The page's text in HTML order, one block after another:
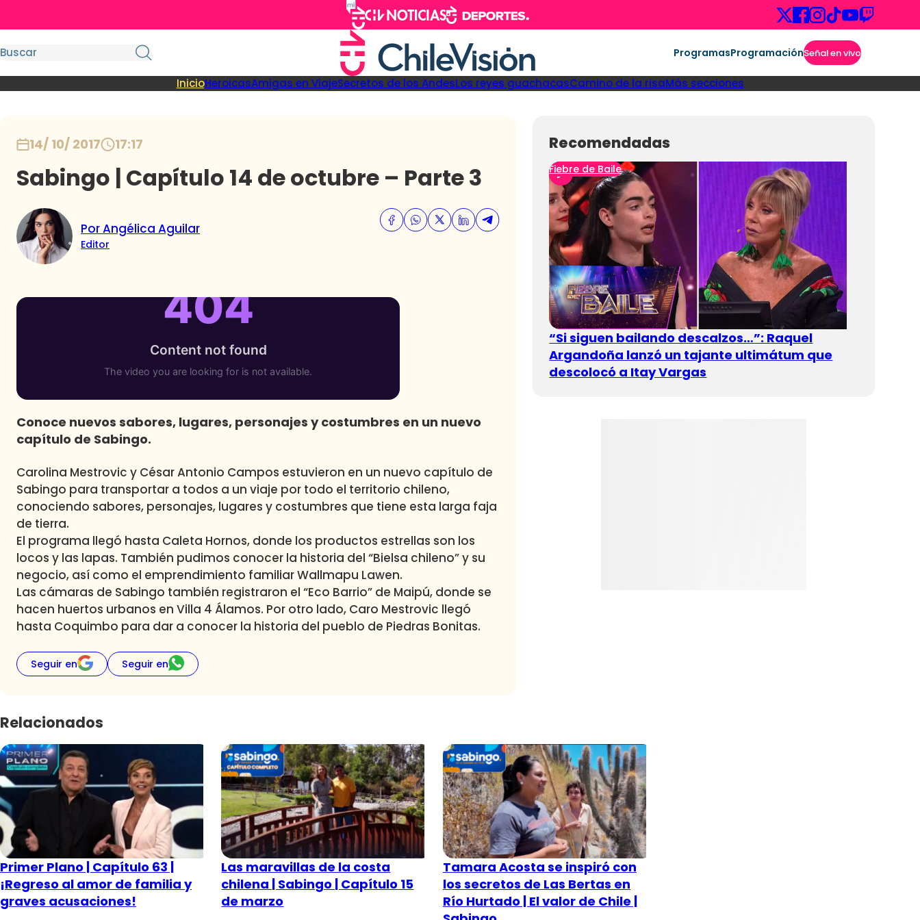
ProgramasProgramaciónSeñal en vivo
InicioHeroicasAmigas en ViajeSecretos de los AndesLos reyes guachacasCamino de la risaMás secciones
14/ 10/ 2017 17:17
Sabingo | Capítulo 14 de octubre – Parte 3
Por Angélica Aguilar
Editor
Conoce nuevos sabores, lugares, personajes y costumbres en un nuevo
capítulo de Sabingo.
Carolina Mestrovic y César Antonio Campos estuvieron en un nuevo capítulo de
Sabingo para transportar a todos a un viaje por todo el territorio chileno,
conociendo sabores, personajes, lugares y costumbres que tiene esta larga faja
de tierra.
El programa llegó hasta Caleta Hornos, donde los productos estrellas son los
locos y las lapas. También pudimos conocer la historia del “Bielsa chileno” y su
negocio, así como el emprendimiento familiar Wallmapu Lawen.
Las cámaras de Sabingo también registraron el “Eco Barrio” de Maipú, donde se
hacen huertos urbanos en Villa 4 Álamos. Por otro lado, Caro Mestrovic llegó
hasta Coquimbo para dar a conocer la historia del pueblo de Piedras Bonitas.
Seguir en Seguir en
Recomendadas
Fiebre de Baile
“Si siguen bailando descalzos…”: Raquel
Argandoña lanzó un tajante ultimátum que
descolocó a Itay Vargas
Relacionados
Primer Plano | Capítulo 63 |
¡Regreso al amor de familia y
graves acusaciones!
Las maravillas de la costa
chilena | Sabingo | Capítulo 15
de marzo
Tamara Acosta se inspiró con
los secretos de Las Bertas en
Río Hurtado | El valor de Chile |